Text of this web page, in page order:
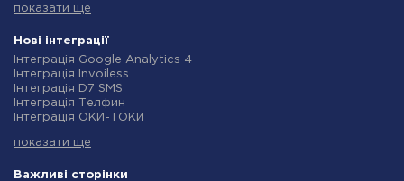
Інтеграція Gmail
Інтеграція Rozetka
Інтеграція OpenAI (ChatGPT)
Інтеграція Binotel
Інтеграція Prom
Інтеграція Приват24
Інтеграція OLX
Інтеграція SendPulse
Інтеграція Stream Telecom
показати ще
Нові інтеграції
Інтеграція Google Analytics 4
Інтеграція Invoiless
Інтеграція D7 SMS
Інтеграція Телфин
Інтеграція ОКИ-ТОКИ
Інтеграція Microsoft Dynamics 365
Інтеграція TxtSync
показати ще
Важливі сторінки